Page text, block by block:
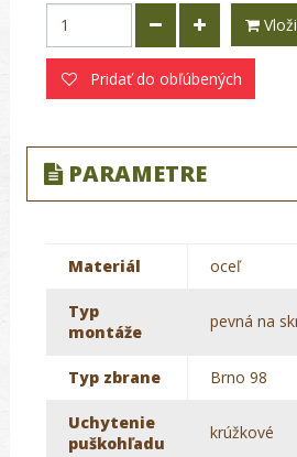
Pridať do obľúbených
PARAMETRE
Materiál oceľ
Typ
montáže
pevná na
Typ zbrane Brno 98
Uchytenie
puškohľadu
krúžkové